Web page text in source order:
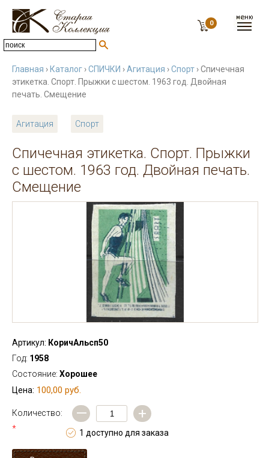
0
Главная › Каталог ›СПИЧКИ ›Агитация ›Спорт › Спичечная
этикетка. Спорт. Прыжки с шестом. 1963 год. Двойная
печать. Смещение
Агитация Спорт
Спичечная этикетка. Спорт. Прыжки
с шестом. 1963 год. Двойная печать.
Смещение
Артикул: КоричАльсп50
Год: 1958
Состояние: Хорошее
Цена: 100,00 руб.
Количество:
*
— +
1 доступно для заказа